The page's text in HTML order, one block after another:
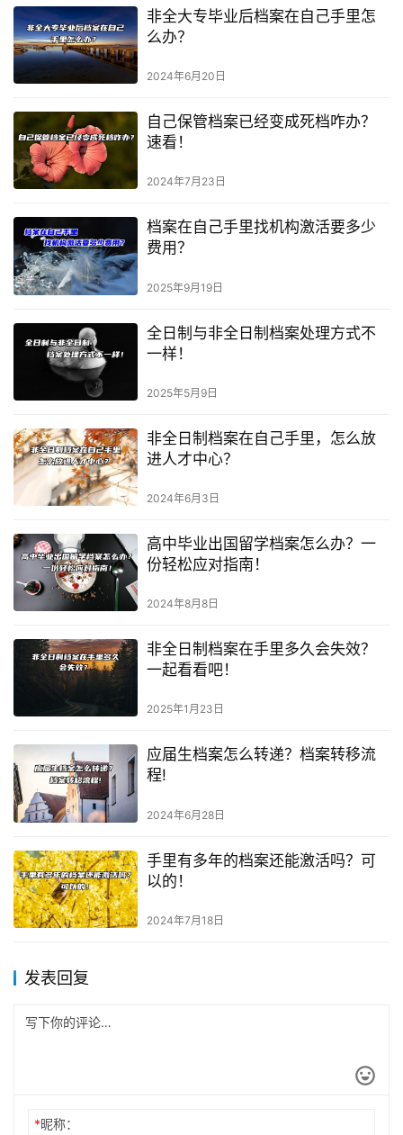
非全大专毕业后档案在自己手里怎
么办？
2024年6月20日
自己保管档案已经变成死档咋办？
速看！
2024年7月23日
档案在自己手里找机构激活要多少
费用？
2025年9月19日
全日制与非全日制档案处理方式不
一样！
2025年5月9日
非全日制档案在自己手里，怎么放
进人才中心？
2024年6月3日
高中毕业出国留学档案怎么办？一
份轻松应对指南！
2024年8月8日
非全日制档案在手里多久会失效？
一起看看吧！
2025年1月23日
应届生档案怎么转递？档案转移流
程!
2024年6月28日
手里有多年的档案还能激活吗？可
以的！
2024年7月18日
发表回复
*昵称：